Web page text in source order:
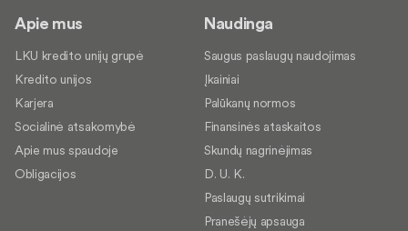
Apie mus
LKU kredito unijų grupė
Kredito unijos
Karjera
Socialinė atsakomybė
Apie mus spaudoje
Obligacijos
Naudinga
Saugus paslaugų naudojimas
Įkainiai
Palūkanų normos
Finansinės ataskaitos
Skundų nagrinėjimas
D. U. K.
Paslaugų sutrikimai
Pranešėjų apsauga